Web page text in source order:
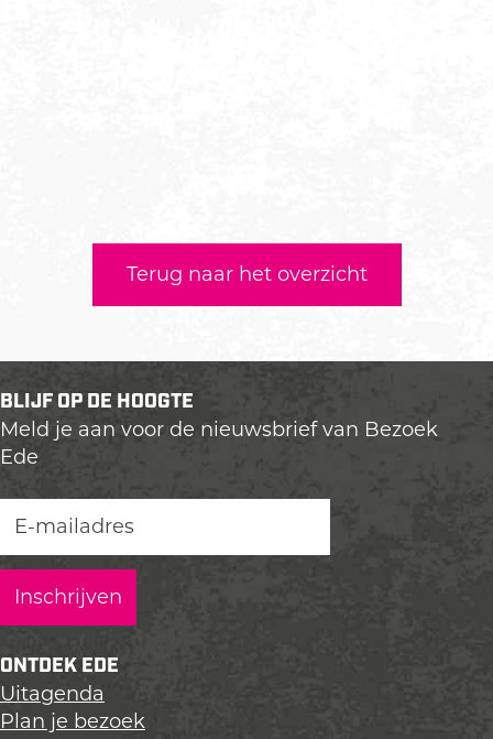
Terug naar het overzicht
BLIJF OP DE HOOGTE
Meld je aan voor de nieuwsbrief van Bezoek
Ede
ONTDEK EDE
Uitagenda
Plan je bezoek